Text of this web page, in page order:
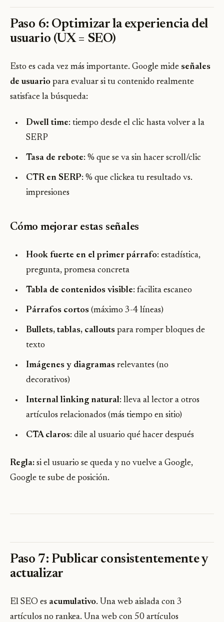
Paso 6: Optimizar la experiencia del
usuario (UX = SEO)
Esto es cada vez más importante. Google mide señales
de usuario para evaluar si tu contenido realmente
satisface la búsqueda:
Dwell time: tiempo desde el clic hasta volver a la
SERP
Tasa de rebote: % que se va sin hacer scroll/clic
CTR en SERP: % que clickea tu resultado vs.
impresiones
Cómo mejorar estas señales
Hook fuerte en el primer párrafo: estadística,
pregunta, promesa concreta
Tabla de contenidos visible: facilita escaneo
Párrafos cortos (máximo 3-4 líneas)
Bullets, tablas, callouts para romper bloques de
texto
Imágenes y diagramas relevantes (no
decorativos)
Internal linking natural: lleva al lector a otros
artículos relacionados (más tiempo en sitio)
CTA claros: dile al usuario qué hacer después
Regla: si el usuario se queda y no vuelve a Google,
Google te sube de posición.
Paso 7: Publicar consistentemente y
actualizar
El SEO es acumulativo. Una web aislada con 3
artículos no rankea. Una web con 50 artículos